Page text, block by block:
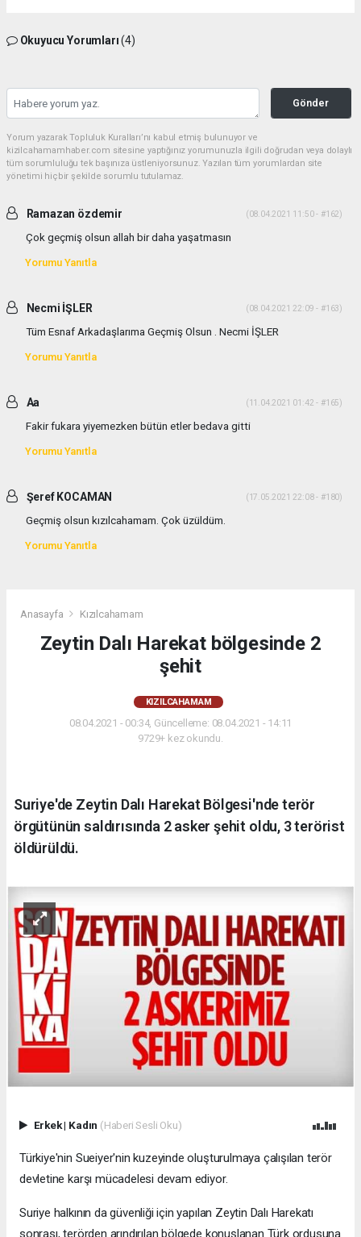
Okuyucu Yorumları(4)
Gönder
Yorum yazarak Topluluk Kuralları’nı kabul etmiş bulunuyor ve
kizilcahamamhaber.com sitesine yaptığınız yorumunuzla ilgili doğrudan veya dolaylı
tüm sorumluluğu tek başınıza üstleniyorsunuz. Yazılan tüm yorumlardan site
yönetimi hiçbir şekilde sorumlu tutulamaz.
Ramazan özdemir (08.04.2021 11:50 - #162)
Çok geçmiş olsun allah bir daha yaşatmasın
Yorumu Yanıtla
Necmi İŞLER (08.04.2021 22:09 - #163)
Tüm Esnaf Arkadaşlarıma Geçmiş Olsun . Necmi İŞLER
Yorumu Yanıtla
Aa (11.04.2021 01:42 - #165)
Fakir fukara yiyemezken bütün etler bedava gitti
Yorumu Yanıtla
Şeref KOCAMAN (17.05.2021 22:08 - #180)
Geçmiş olsun kızılcahamam. Çok üzüldüm.
Yorumu Yanıtla
Anasayfa Kızılcahamam
Zeytin Dalı Harekat bölgesinde 2
şehit
KIZILCAHAMAM
08.04.2021 - 00:34, Güncelleme: 08.04.2021 - 14:11
9729+ kez okundu.
Suriye'de Zeytin Dalı Harekat Bölgesi'nde terör
örgütünün saldırısında 2 asker şehit oldu, 3 terörist
öldürüldü.
Erkek| Kadın (Haberi Sesli Oku)
Türkiye'nin Sueiyer'nin kuzeyinde oluşturulmaya çalışılan terör
devletine karşı mücadelesi devam ediyor.
Suriye halkının da güvenliği için yapılan Zeytin Dalı Harekatı
sonrası, terörden arındırılan bölgede konuşlanan Türk ordusuna